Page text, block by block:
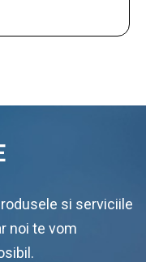
si serviciile
noi te vom